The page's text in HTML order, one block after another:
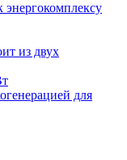
энергокомплексу
из двух
для